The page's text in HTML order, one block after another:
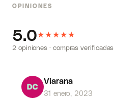
OPINIONES
5.0★★★★★
2 opiniones · compras verificadas
Viarana
31 enero, 2023